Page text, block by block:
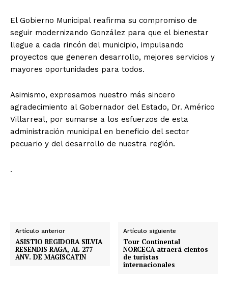
El Gobierno Municipal reafirma su compromiso de
seguir modernizando González para que el bienestar
llegue a cada rincón del municipio, impulsando
proyectos que generen desarrollo, mejores servicios y
mayores oportunidades para todos.
Asimismo, expresamos nuestro más sincero
agradecimiento al Gobernador del Estado, Dr. Américo
Villarreal, por sumarse a los esfuerzos de esta
administración municipal en beneficio del sector
pecuario y del desarrollo de nuestra región.
.
Artículo anterior
ASISTIO REGIDORA SILVIA
RESENDIS RAGA, AL 277
ANV. DE MAGISCATIN
Artículo siguiente
Tour Continental
NORCECA atraerá cientos
de turistas
internacionales